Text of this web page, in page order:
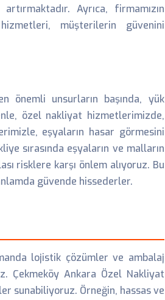
Ayrıca, firmamızın
müşterilerin güvenini
önemli unsurların başında, yük
özel nakliyat hizmetlerimizde,
eşyaların hasar görmesini
sırasında eşyaların ve malların
risklere karşı önlem alıyoruz. Bu
güvende hissederler.
lojistik çözümler ve ambalaj
Çekmeköy Ankara Özel Nakliyat
sunabiliyoruz. Örneğin, hassas ve